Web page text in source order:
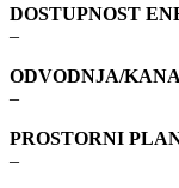
DOSTUPNOST
–
ODVODNJA/
–
PROSTORNI
–